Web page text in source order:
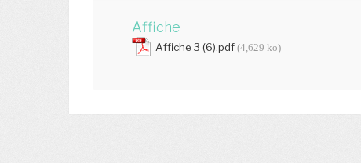
Affiche
Affiche 3 (6).pdf (4,629 ko)